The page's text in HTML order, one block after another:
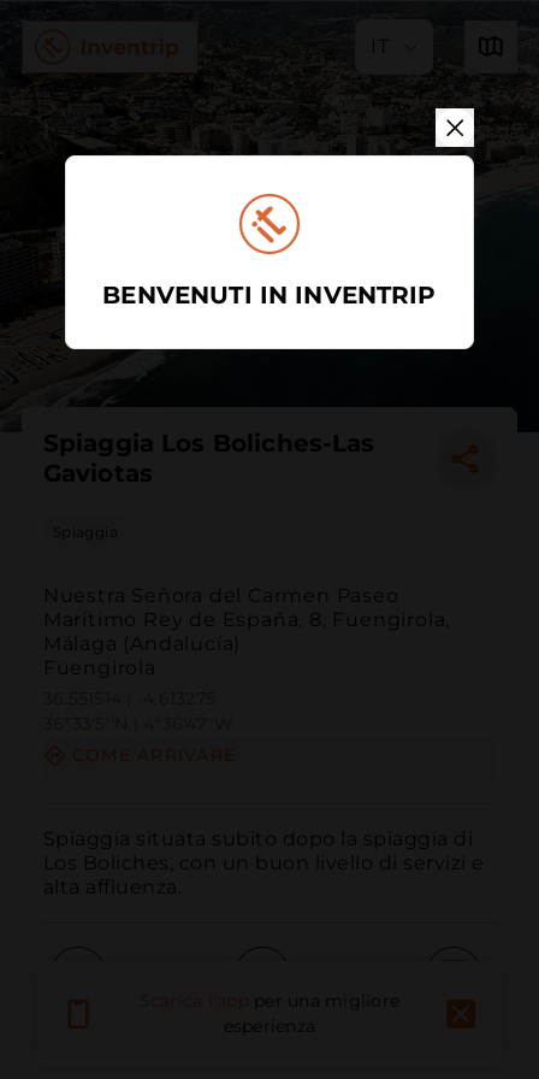
IT
Spiaggia Los Boliches-Las
Gaviotas
Spiaggia
Nuestra Señora del Carmen Paseo
Marítimo Rey de España, 8, Fuengirola,
Málaga (Andalucía)
Fuengirola
Spiaggia situata subito dopo la spiaggia di
Los Boliches, con un buon livello di servizi e
alta affluenza.
E-mail
per una migliore
esperienza
BENVENUTI IN INVENTRIP